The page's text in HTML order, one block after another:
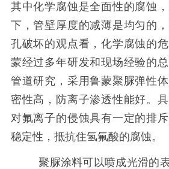
其中化学腐蚀是全面性的腐蚀
下，管壁厚度的减薄是均匀的
孔破坏的观点看，化学腐蚀的危
蒙经过多年研发和现场经验的
管道研究， 采用鲁蒙聚脲弹性体
密性高，防离子渗透性能好。
对氟离子的侵蚀具有一定的排
稳定性，抵抗住氢氟酸的腐蚀。
聚脲涂料可以喷成光滑的